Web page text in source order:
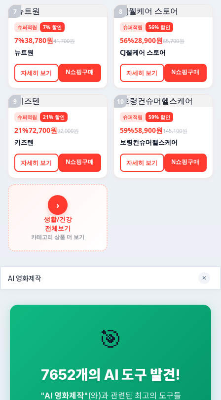
7
슈퍼적립 7% 할인
7%38,780원41,700원
뉴트원
자세히 보기 N쇼핑구매
8
슈퍼적립 56% 할인
56%28,900원65,700원
CJ웰케어 스토어
자세히 보기 N쇼핑구매
9
슈퍼적립 21% 할인
21%72,700원92,000원
키즈텐
자세히 보기 N쇼핑구매
10
슈퍼적립 59% 할인
59%58,900원145,100원
보령컨슈머헬스케어
자세히 보기 N쇼핑구매
›
생활/건강
전체보기
카테고리 상품 더 보기
✕
🎯
7652개의 AI 도구 발견!
"AI 영화제작"(와)과 관련된 최고의 도구들